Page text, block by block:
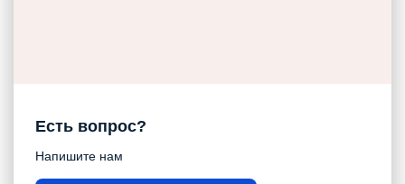
Есть вопрос?
Напишите нам